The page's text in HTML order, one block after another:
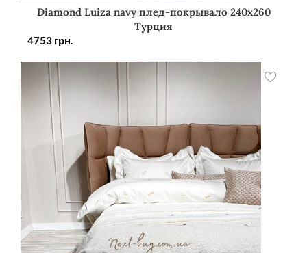
Diamond Luiza navy плед-покрывало 240х260
Турция
4753 грн.